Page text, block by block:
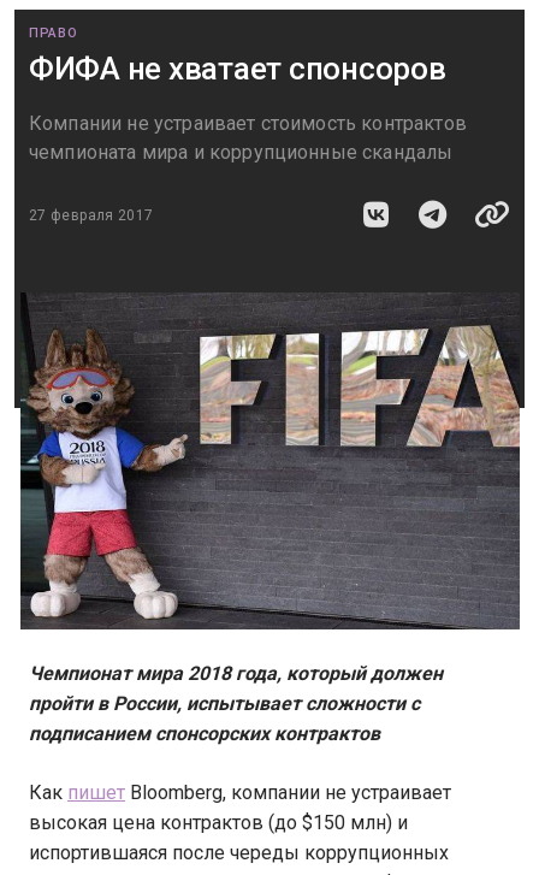
ПРАВО
ФИФА не хватает спонсоров
Компании не устраивает стоимость контрактов
чемпионата мира и коррупционные скандалы
27 февраля 2017
Чемпионат мира 2018 года, который должен
пройти в России, испытывает сложности с
подписанием спонсорских контрактов
Как пишет Bloomberg, компании не устраивает
высокая цена контрактов (до $150 млн) и
испортившаяся после череды коррупционных